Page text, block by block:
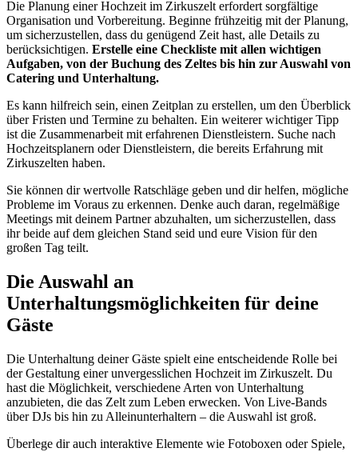
Die Planung einer Hochzeit im Zirkuszelt erfordert sorgfältige
Organisation und Vorbereitung. Beginne frühzeitig mit der Planung,
um sicherzustellen, dass du genügend Zeit hast, alle Details zu
berücksichtigen. Erstelle eine Checkliste mit allen wichtigen
Aufgaben, von der Buchung des Zeltes bis hin zur Auswahl von
Catering und Unterhaltung.
Es kann hilfreich sein, einen Zeitplan zu erstellen, um den Überblick
über Fristen und Termine zu behalten. Ein weiterer wichtiger Tipp
ist die Zusammenarbeit mit erfahrenen Dienstleistern. Suche nach
Hochzeitsplanern oder Dienstleistern, die bereits Erfahrung mit
Zirkuszelten haben.
Sie können dir wertvolle Ratschläge geben und dir helfen, mögliche
Probleme im Voraus zu erkennen. Denke auch daran, regelmäßige
Meetings mit deinem Partner abzuhalten, um sicherzustellen, dass
ihr beide auf dem gleichen Stand seid und eure Vision für den
großen Tag teilt.
Die Auswahl an
Unterhaltungsmöglichkeiten für deine
Gäste
Die Unterhaltung deiner Gäste spielt eine entscheidende Rolle bei
der Gestaltung einer unvergesslichen Hochzeit im Zirkuszelt. Du
hast die Möglichkeit, verschiedene Arten von Unterhaltung
anzubieten, die das Zelt zum Leben erwecken. Von Live-Bands
über DJs bis hin zu Alleinunterhaltern – die Auswahl ist groß.
Überlege dir auch interaktive Elemente wie Fotoboxen oder Spiele,